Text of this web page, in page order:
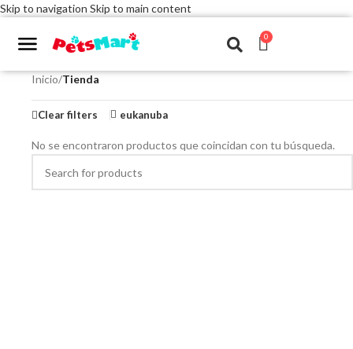
Skip to navigation Skip to main content
0
Inicio/Tienda
Clear filters eukanuba
No se encontraron productos que coincidan con tu búsqueda.